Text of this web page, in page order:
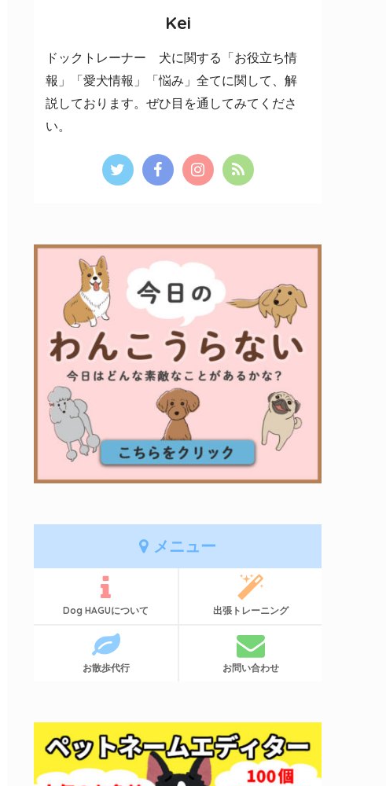
Kei
ドックトレーナー 犬に関する「お役立ち情
報」「愛犬情報」「悩み」全てに関して、解
説しております。ぜひ目を通してみてくださ
い。
メニュー
Dog HAGUについて 出張トレーニング
お散歩代行 お問い合わせ